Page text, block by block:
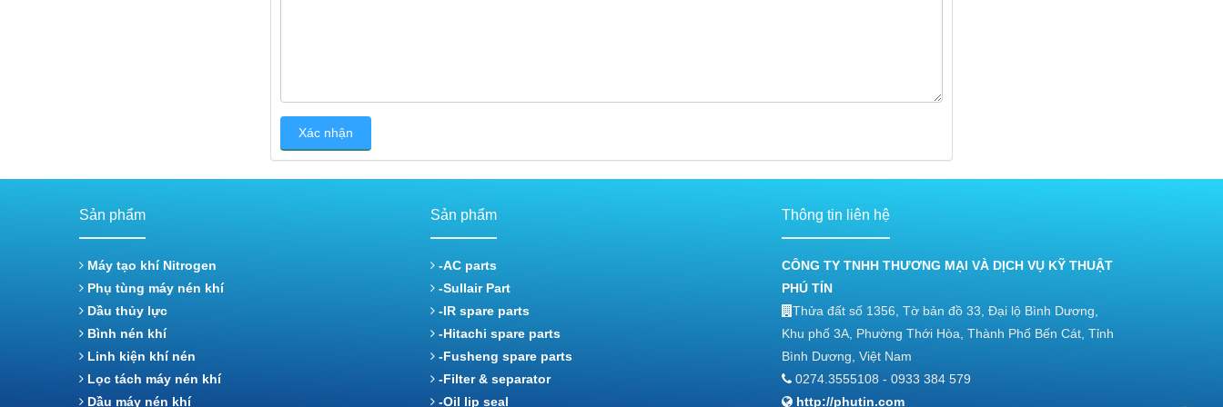
Sản phẩm
Máy tạo khí Nitrogen
Phụ tùng máy nén khí
Dầu thủy lực
Bình nén khí
Linh kiện khí nén
Lọc tách máy nén khí
Dầu máy nén khí
Sản phẩm
-AC parts
-Sullair Part
-IR spare parts
-Hitachi spare parts
-Fusheng spare parts
-Filter & separator
-Oil lip seal
Thông tin liên hệ
CÔNG TY TNHH THƯƠNG MẠI VÀ DỊCH VỤ KỸ THUẬT
PHÚ TÍN
Thửa đất số 1356, Tờ bản đồ 33, Đại lộ Bình Dương,
Khu phố 3A, Phường Thới Hòa, Thành Phố Bến Cát, Tỉnh
Bình Dương, Việt Nam
0274.3555108 - 0933 384 579
http://phutin.com